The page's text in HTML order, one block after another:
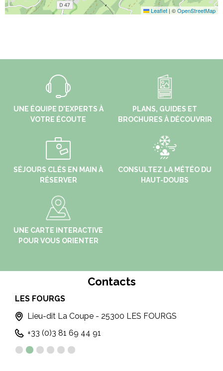
Leaflet | ©OpenStreetMap
UNE ÉQUIPE D'EXPERTS À
VOTRE ÉCOUTE
PLANS, GUIDES ET
BROCHURES À DÉCOUVRIR
SÉJOURS CLÉS EN MAIN À
RÉSERVER
CONSULTEZ LA MÉTÉO DU
HAUT-DOUBS
UNE CARTE INTERACTIVE
POUR VOUS ORIENTER
Contacts
LES FOURGS
Lieu-dit La Coupe - 25300 LES FOURGS
+33 (0)3 81 69 44 91